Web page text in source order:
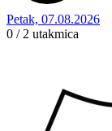
Petak, 07.08.2026
0 / 2 utakmica